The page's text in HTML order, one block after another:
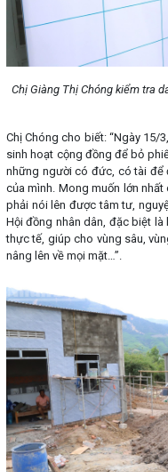
Chị Giàng Thị Chóng kiểm tra
Chị Chóng cho biết: “Ngày 15/
sinh hoạt cộng đồng để bỏ
những người có đức, có tài để
của mình. Mong muốn lớn
phải nói lên được tâm tư,
Hội đồng nhân dân, đặc biệt
thực tế, giúp cho vùng sâu,
nâng lên về mọi mặt…”.